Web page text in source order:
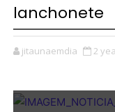
lanchonete
jitaunaemdia 2